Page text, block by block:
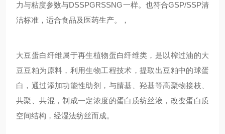
力与粘度参数与DSSPGRSSNG一样。也符合GSP/SSP清
洁标准，适合食品及医药生产。
，
大豆蛋白纤维属于再生植物蛋白纤维类，是以榨过油的大
豆豆粕为原料，利用生物工程技术，提取出豆粕中的球蛋
白，通过添加功能性助剂，与腈基、羟基等高聚物接枝、
共聚、共混，制成一定浓度的蛋白质纺丝液，改变蛋白质
空间结构，经湿法纺丝而成。